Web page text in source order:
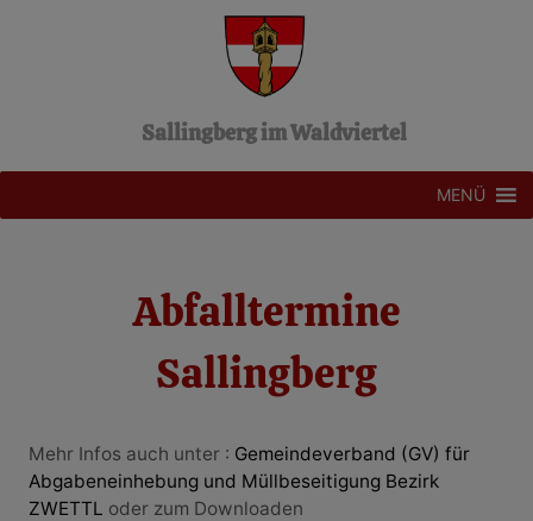
Sallingberg im Waldviertel
MENÜ
Abfalltermine
Sallingberg
Medikamente gegen Verstopfung bei Kindern.
Untersuchung
https://requestartikel.com/de/
Mehr Infos auch unter : Gemeindeverband (GV) für
Abgabeneinhebung und Müllbeseitigung Bezirk
ZWETTL oder zum Downloaden